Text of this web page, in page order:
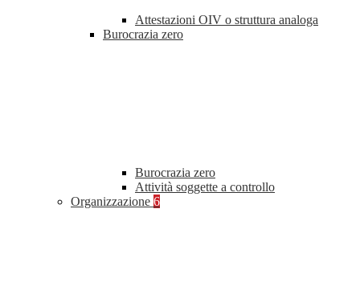
Attestazioni OIV o struttura analoga
Burocrazia zero
Burocrazia zero
Attività soggette a controllo
Organizzazione 6